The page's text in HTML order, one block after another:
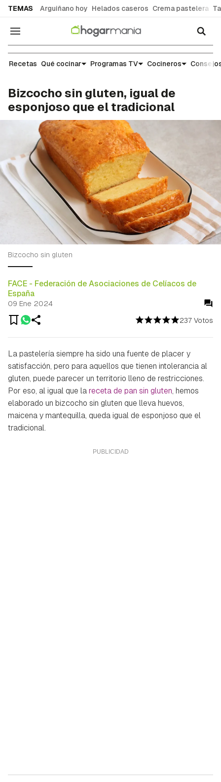
TEMAS Arguiñano hoy Helados caseros Crema pastelera
Navegación
Recetas
Recetas Qué cocinar Programas TV Cocineros
Bizcocho sin gluten, igual de
esponjoso que el tradicional
237 Votos
FACE - Federación de Asociaciones de Celíacos de
España
09 Ene 2024
Bizcocho sin gluten
La pastelería siempre ha sido una fuente de placer y
satisfacción, pero para aquellos que tienen intolerancia al
gluten, puede parecer un territorio lleno de restricciones.
Por eso, al igual que lareceta de pan sin gluten, hemos
elaborado un bizcocho sin gluten que lleva huevos,
maicena y mantequilla, queda igual de esponjoso que el
tradicional.